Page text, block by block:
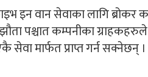
इन वान सेवाका लागि ब्रोकर
पश्चात कम्पनीका
सेवा मार्फत प्राप्त गर्न